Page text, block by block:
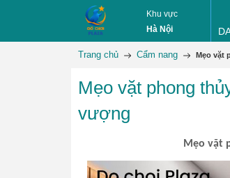
Khu vực
Hà Nội
Trang chủ Cẩm nang Mẹo vặt
Mẹo vặt phong
vượng
Mẹo vặt